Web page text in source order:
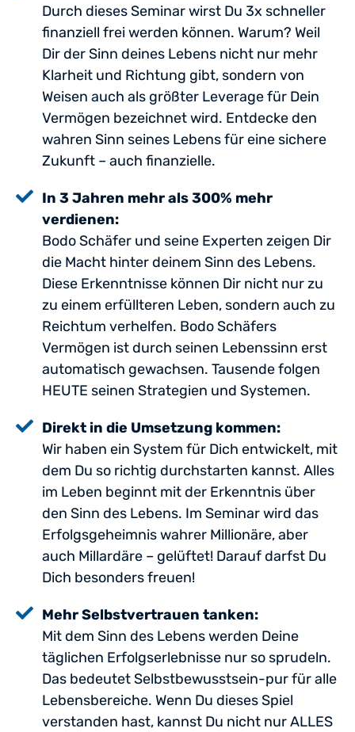
Durch dieses Seminar wirst Du 3x schneller
finanziell frei werden können. Warum? Weil
Dir der Sinn deines Lebens nicht nur mehr
Klarheit und Richtung gibt, sondern von
Weisen auch als größter Leverage für Dein
Vermögen bezeichnet wird. Entdecke den
wahren Sinn seines Lebens für eine sichere
Zukunft – auch finanzielle.
In 3 Jahren mehr als 300% mehr
verdienen:
Bodo Schäfer und seine Experten zeigen Dir
die Macht hinter deinem Sinn des Lebens.
Diese Erkenntnisse können Dir nicht nur zu
zu einem erfüllteren Leben, sondern auch zu
Reichtum verhelfen. Bodo Schäfers
Vermögen ist durch seinen Lebenssinn erst
automatisch gewachsen. Tausende folgen
HEUTE seinen Strategien und Systemen.
Direkt in die Umsetzung kommen:
Wir haben ein System für Dich entwickelt, mit
dem Du so richtig durchstarten kannst. Alles
im Leben beginnt mit der Erkenntnis über
den Sinn des Lebens. Im Seminar wird das
Erfolgsgeheimnis wahrer Millionäre, aber
auch Millardäre – gelüftet! Darauf darfst Du
Dich besonders freuen!
Mehr Selbstvertrauen tanken:
Mit dem Sinn des Lebens werden Deine
täglichen Erfolgserlebnisse nur so sprudeln.
Das bedeutet Selbstbewusstsein-pur für alle
Lebensbereiche. Wenn Du dieses Spiel
verstanden hast, kannst Du nicht nur ALLES